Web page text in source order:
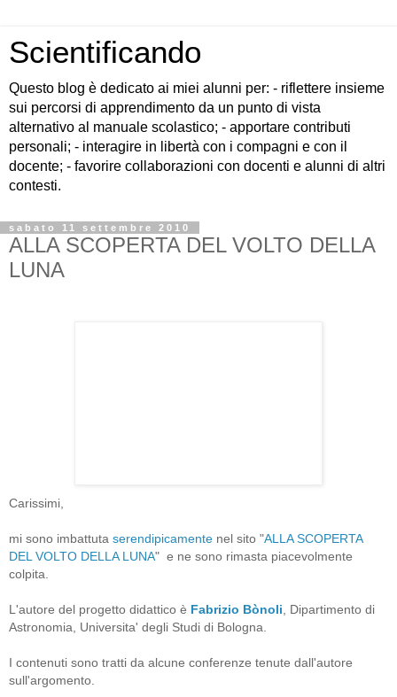
Scientificando
Questo blog è dedicato ai miei alunni per: - riflettere insieme
sui percorsi di apprendimento da un punto di vista
alternativo al manuale scolastico; - apportare contributi
personali; - interagire in libertà con i compagni e con il
docente; - favorire collaborazioni con docenti e alunni di altri
contesti.
sabato 11 settembre 2010
ALLA SCOPERTA DEL VOLTO DELLA
LUNA
Carissimi,
mi sono imbattuta serendipicamente nel sito "ALLA SCOPERTA
DEL VOLTO DELLA LUNA" e ne sono rimasta piacevolmente
colpita.
L'autore del progetto didattico è Fabrizio Bònoli , Dipartimento di
Astronomia, Universita' degli Studi di Bologna.
I contenuti sono tratti da alcune conferenze tenute dall'autore
sull'argomento.